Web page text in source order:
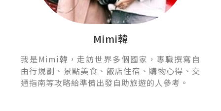
Mimi韓
我是Mimi韓，走訪世界多個國家，專職撰寫自
由行規劃、景點美食、飯店住宿、購物心得、交
通指南等攻略給準備出發自助旅遊的人參考。